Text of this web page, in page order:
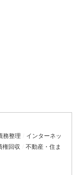
務整理
インターネッ
権回収
不動産・住ま